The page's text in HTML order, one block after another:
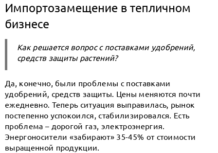
Импортозамещение в тепличном
бизнесе
Как решается вопрос с поставками удобрений,
средств защиты растений?
Да, конечно, были проблемы с поставками
удобрений, средств защиты. Цены меняются почти
ежедневно. Теперь ситуация выправилась, рынок
постепенно успокоился, стабилизировался. Есть
проблема – дорогой газ, электроэнергия.
Энергоносители «забирают» 35-45% от стоимости
выращенной продукции.